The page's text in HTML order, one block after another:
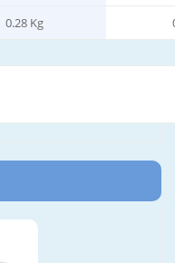
0.28 Kg